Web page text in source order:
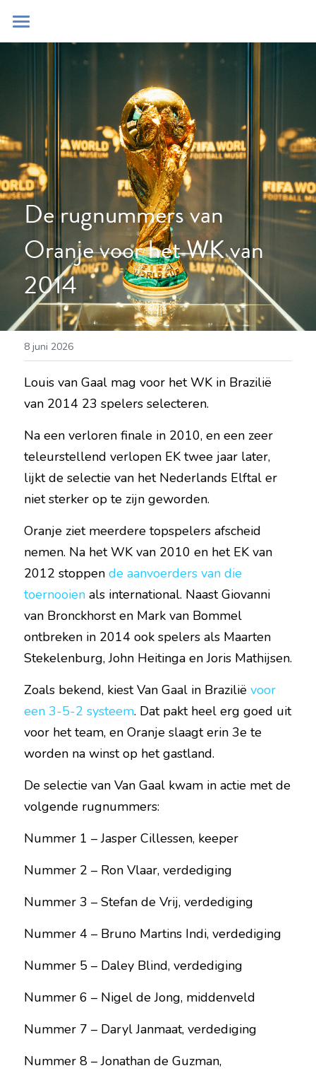
Home
Blog
Contact
Zoeken
POWERED BY
De rugnummers van
Oranje voor het WK van
2014
8 juni 2026
Louis van Gaal mag voor het WK in Brazilië
van 2014 23 spelers selecteren.
Na een verloren finale in 2010, en een zeer
teleurstellend verlopen EK twee jaar later,
lijkt de selectie van het Nederlands Elftal er
niet sterker op te zijn geworden.
Oranje ziet meerdere topspelers afscheid
nemen. Na het WK van 2010 en het EK van
2012 stoppen de aanvoerders van die
toernooien als international. Naast Giovanni
van Bronckhorst en Mark van Bommel
ontbreken in 2014 ook spelers als Maarten
Stekelenburg, John Heitinga en Joris Mathijsen.
Zoals bekend, kiest Van Gaal in Brazilië voor
een 3-5-2 systeem. Dat pakt heel erg goed uit
voor het team, en Oranje slaagt erin 3e te
worden na winst op het gastland.
De selectie van Van Gaal kwam in actie met de
volgende rugnummers:
Nummer 1 – Jasper Cillessen, keeper
Nummer 2 – Ron Vlaar, verdediging
Nummer 3 – Stefan de Vrij, verdediging
Nummer 4 – Bruno Martins Indi, verdediging
Nummer 5 – Daley Blind, verdediging
Nummer 6 – Nigel de Jong, middenveld
Nummer 7 – Daryl Janmaat, verdediging
Nummer 8 – Jonathan de Guzman,